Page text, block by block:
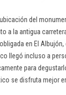
del
a la antigua
en El
llegó incluso a
para
se disfruta mejor